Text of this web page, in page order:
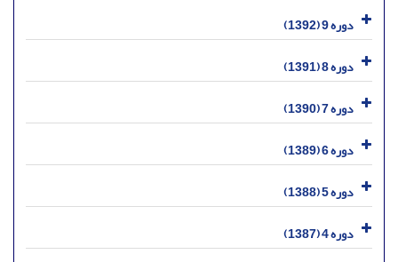
دوره 9 (1392)
دوره 8 (1391)
دوره 7 (1390)
دوره 6 (1389)
دوره 5 (1388)
دوره 4 (1387)